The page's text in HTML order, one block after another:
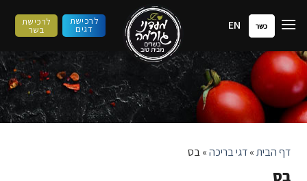
לתוכן
כשר EN לרכישת
דגים
לרכישת
בשר
דף הבית»דגי בריכה»בס
בס